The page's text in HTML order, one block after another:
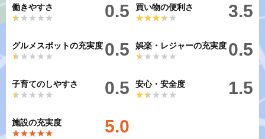
働きやすさ
★★★★★
★★★★★ 0.5
買い物の便利さ
★★★★★
★★★★★ 3.5
グルメスポットの充実度
★★★★★
★★★★★ 0.5
娯楽・レジャーの充実度
★★★★★
★★★★★ 0.5
子育てのしやすさ
★★★★★
★★★★★ 0.5
安心・安全度
★★★★★
★★★★★ 1.5
施設の充実度
★★★★★
★★★★★ 5.0